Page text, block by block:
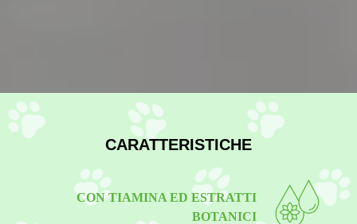
CARATTERISTICHE
CON TIAMINA ED ESTRATTI
BOTANICI